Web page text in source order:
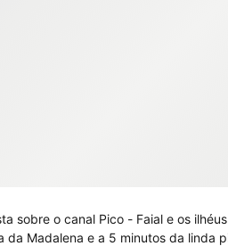
sobre o canal Pico - Faial e os
da Madalena e a 5 minutos da linda